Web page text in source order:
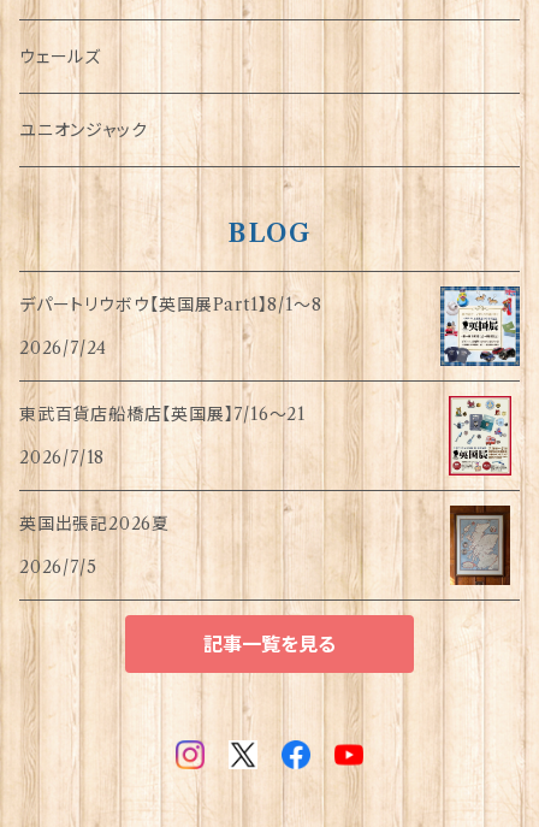
傘
指貫(シンブル)
ウェールズ
ユニオンジャック
BLOG
デパートリウボウ【英国展Part1】8/1〜8
2026/7/24
東武百貨店船橋店【英国展】7/16～21
2026/7/18
英国出張記2026夏
2026/7/5
記事一覧を見る